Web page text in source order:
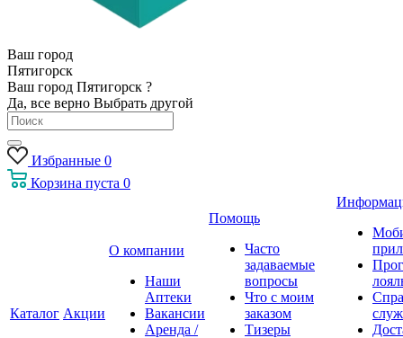
Ваш город
Пятигорск
Ваш город Пятигорск ?
Да, все верно Выбрать другой
Избранные 0
Корзина пуста 0
Каталог Акции
О компании
Наши
Аптеки
Вакансии
Аренда /
Помощь
Часто
задаваемые
вопросы
Что с моим
заказом
Тизеры